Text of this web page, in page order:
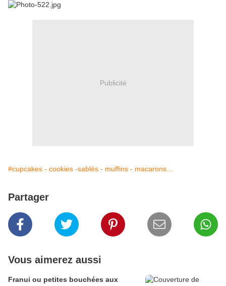
Publicité
#cupcakes - cookies -sablés - muffins - macarons...
Partager
Vous aimerez aussi
Franui ou petites bouchées aux